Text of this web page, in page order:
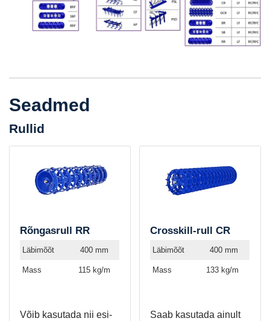
Seadmed
Rullid
Rõngasrull RR
Läbimõõt 400 mm
Mass 115 kg/m
Võib kasutada nii esi-
Crosskill-rull CR
Läbimõõt 400 mm
Mass 133 kg/m
Saab kasutada ainult